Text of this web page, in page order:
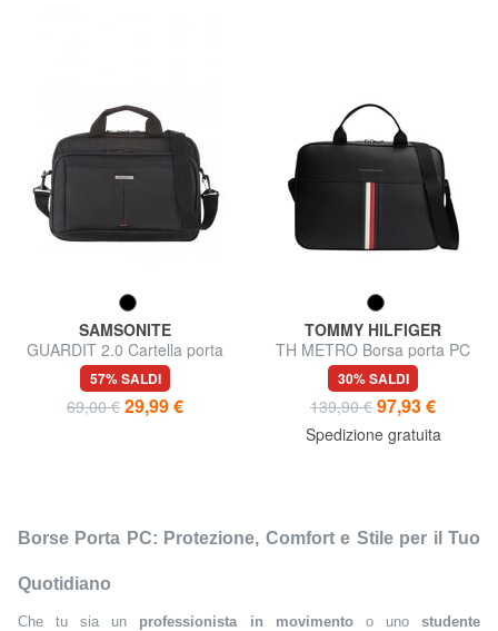
SAMSONITE
GUARDIT 2.0 Cartella porta
pc 13"
57% SALDI
69,00 € 29,99 €
TOMMY HILFIGER
TH METRO Borsa porta PC
30% SALDI
139,90 € 97,93 €
Spedizione gratuita
Borse Porta PC: Protezione, Comfort e Stile per il Tuo
Quotidiano
Che tu sia un professionista in movimentoo unostudente